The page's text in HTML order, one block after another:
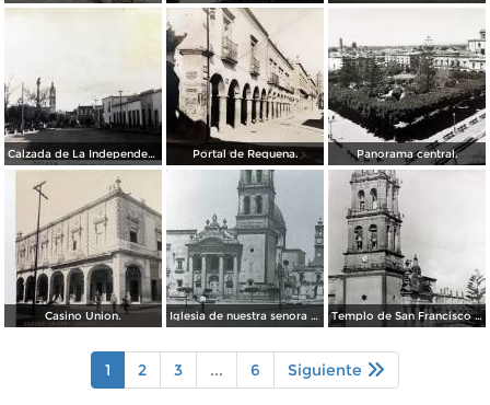
Calzada de La Independencia. ( Circulada el 3 de Enero de 1921 ). Portal de Requena. Panorama central.
Casino Union. Iglesia de nuestra senora del Carmen por el fotografo William H. Rau. Templo de San Francisco Celaya, Guanajuato.
1 2 3 ... 6 Siguiente